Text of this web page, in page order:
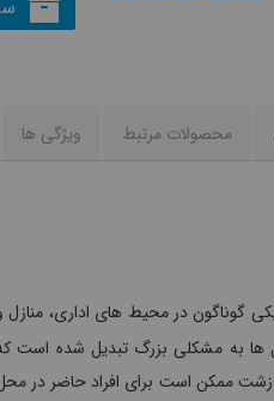
محصولات مرتبط ویژگی ها
گوناگون در محیط های اداری، منازل
ها به مشکلی بزرگ تبدیل شده است
زشت ممکن است برای افراد حاضر در